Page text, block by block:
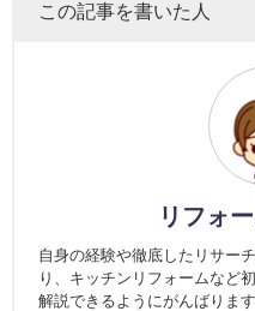
この記事を書いた人
リフォ
自身の経験や徹底したリサー
り、キッチンリフォームなど
解説できるようにがんばります